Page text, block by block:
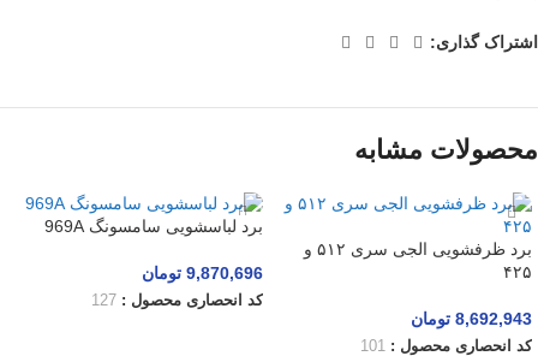
اشتراک گذاری:
محصولات مشابه
برد ظرفشویی الجی سری ۵۱۲ و
۴۲۵
8,692,943 تومان
کد انحصاری محصول :
101
برد لباسشویی سامسونگ 969A
9,870,696 تومان
کد انحصاری محصول : 127